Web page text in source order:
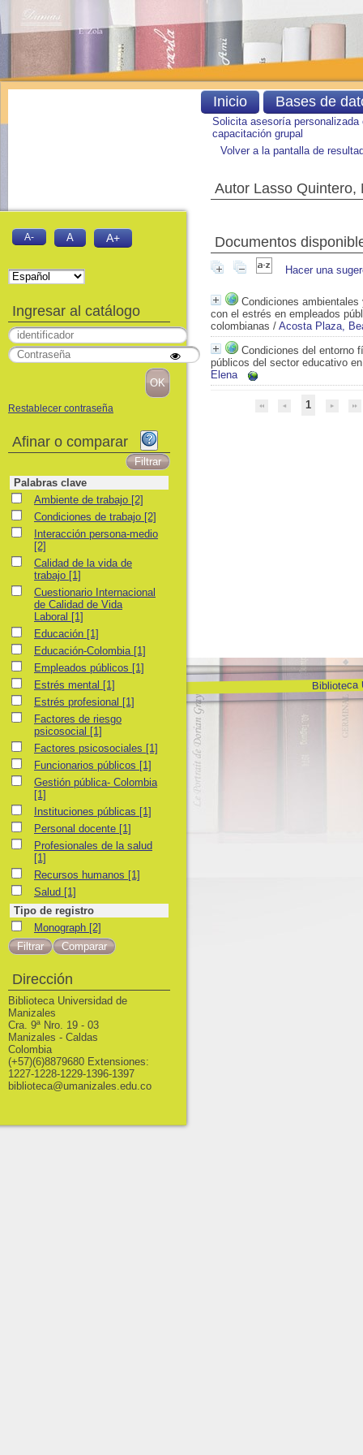
Solicita asesoría personalizada
capacitación grupal
Volver a la pantalla de
Autor Lasso Quintero,
Documentos
Hacer una
Condiciones
con el estrés en empleados
colombianas / Acosta Plaza,
Condiciones del entorno
públicos del sector educativo
Elena
1
Biblioteca
Inicio Bases de
A- A A+
Ingresar al catálogo
Restablecer contraseña
Afinar o comparar
Palabras clave
Ambiente de trabajo
Ambiente de trabajo [2]
Condiciones de trabajo
Condiciones de trabajo [2]
Interacción persona-medio
Interacción persona-medio
[2]
Calidad de la vida de trabajo
Calidad de la vida de
trabajo [1]
Cuestionario Internacional de Calidad de Vida Laboral
Cuestionario Internacional
de Calidad de Vida
Laboral [1]
EducaciónEducación [1]
Educación-Colombia
Educación-Colombia [1]
Empleados públicos
Empleados públicos [1]
Estrés mental
Estrés mental [1]
Estrés profesional
Estrés profesional [1]
Factores de riesgo psicosocial
Factores de riesgo
psicosocial [1]
Factores psicosociales
Factores psicosociales [1]
Funcionarios públicos
Funcionarios públicos [1]
Gestión pública- Colombia
Gestión pública- Colombia
[1]
Instituciones públicas
Instituciones públicas [1]
Personal docente
Personal docente [1]
Profesionales de la salud
Profesionales de la salud
[1]
Recursos humanos
Recursos humanos [1]
SaludSalud [1]
Tipo de registro
Monograph
Monograph [2]
Dirección
Biblioteca Universidad de
Manizales
Cra. 9ª Nro. 19 - 03
Manizales - Caldas
Colombia
(+57)(6)8879680 Extensiones:
1227-1228-1229-1396-1397
biblioteca@umanizales.edu.co